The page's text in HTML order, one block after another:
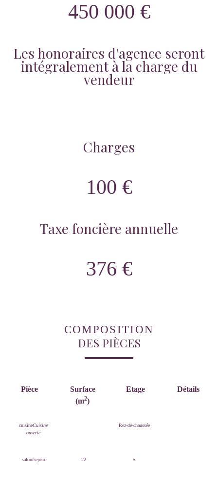
450 000 €
Les honoraires d'agence seront
intégralement à la charge du
vendeur
Charges
100 €
Taxe foncière annuelle
376 €
COMPOSITION
DES PIÈCES
Pièce
Surface
(m2)
Etage Détails
cuisineCuisine
ouverte
Rez-de-chaussée
salon/sejour 22 5